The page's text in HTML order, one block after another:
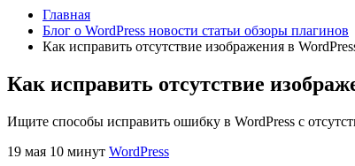
Главная
Блог о WordPress новости статьи обзоры плагинов
Как исправить отсутствие изображения в
Как исправить отсутствие
Ищите способы исправить ошибку в WordPress с
19 мая 10 минут WordPress